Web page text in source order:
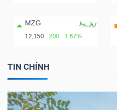
MZG
12,150 200 1.67%
TIN CHÍNH